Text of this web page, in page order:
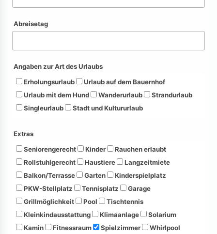
Abreisetag
Angaben zur Art des Urlaubs
Erholungsurlaub
Urlaub auf dem Bauernhof
Urlaub mit dem Hund
Wanderurlaub
Strandurlaub
Singleurlaub
Stadt und Kultururlaub
Extras
Seniorengerecht
Kinder
Rauchen erlaubt
Rollstuhlgerecht
Haustiere
Langzeitmiete
Balkon/Terrasse
Garten
Kinderspielplatz
PKW-Stellplatz
Tennisplatz
Garage
Grillmöglichkeit
Pool
Tischtennis
Kleinkindausstattung
Klimaanlage
Solarium
Kamin
Fitnessraum Spielzimmer
Whirlpool